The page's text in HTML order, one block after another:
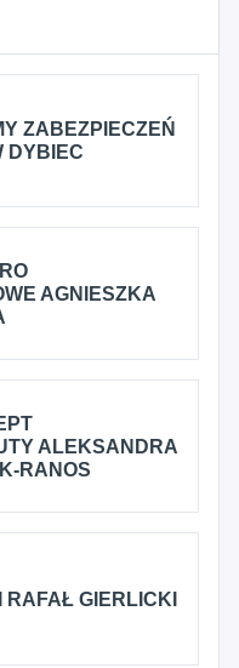
ZABEZPIECZEŃ
DYBIEC
AGNIESZKA
ALEKSANDRA
RANOS
RAFAŁ GIERLICKI